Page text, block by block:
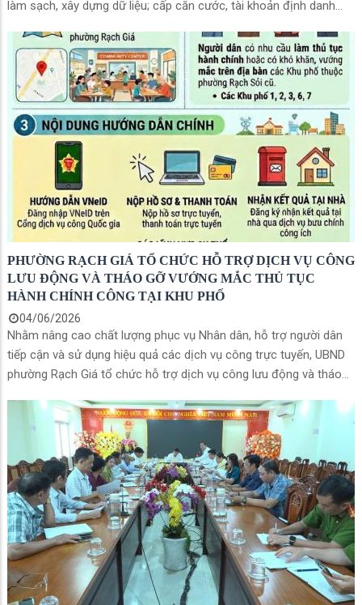
làm sạch, xây dựng dữ liệu; cấp căn cước, tài khoản định danh
VNeID”. Ông Dương Hồng Tuấn, Phó Chủ tịch Ủy ban nhân dân
phường, Tổ trưởng Tổ công tác triển khai Chiến dịch chủ trì hội
nghị.
PHƯỜNG RẠCH GIÁ TỔ CHỨC HỖ TRỢ DỊCH VỤ CÔNG
LƯU ĐỘNG VÀ THÁO GỠ VƯỚNG MẮC THỦ TỤC
HÀNH CHÍNH CÔNG TẠI KHU PHỐ
04/06/2026
Nhằm nâng cao chất lượng phục vụ Nhân dân, hỗ trợ người dân
tiếp cận và sử dụng hiệu quả các dịch vụ công trực tuyến, UBND
phường Rạch Giá tổ chức hỗ trợ dịch vụ công lưu động và tháo
trung tâm hành chính phường.